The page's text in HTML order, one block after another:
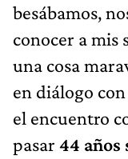
besábamos,
conocer a mis
una cosa
en diálogo con
el encuentro
pasar 44 años